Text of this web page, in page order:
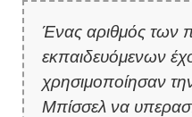
Ένας αριθμός των
εκπαιδευόμενων
χρησιμοποίησαν
Μπίσσελ να